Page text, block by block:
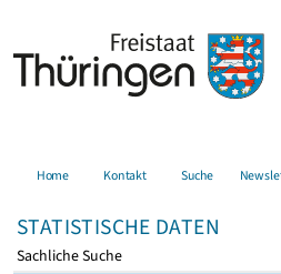
Home Kontakt Suche
STATISTISCHE DATEN
Sachliche Suche